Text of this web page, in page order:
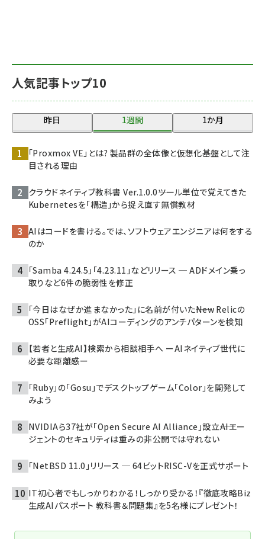
人気記事トップ10
昨日 1週間 1か月
「Proxmox VE」とは? 製品群の全体像と仮想化基盤として注
目される理由
クラウドネイティブ教科書 Ver.1.0.0――ツール単位で覚えてきた
Kubernetesを「構造」から捉え直す無償教材
AIはコードを書ける。では、ソフトウェアエンジニアは何をする
のか
「Samba 4.24.5」「4.23.11」などリリース ─ ADドメイン乗っ
取りなど6件の脆弱性を修正
「今日はなぜか進まなかった」に名前が付いた――New Relicの
OSS「Preflight」がAIコーディングのアンチパターンを検知
【若者と生成AI】検索から相談相手へ ーAIネイティブ世代に
必要な距離感ー
「Ruby」の「Gosu」でデスクトップゲーム「Color」を開発して
みよう
NVIDIAら37社が「Open Secure AI Alliance」設立――AIエー
ジェントのセキュリティは重みの非公開では守れない
「NetBSD 11.0」リリース ─ 64ビットRISC-Vを正式サポート
IT初心者でもしっかりわかる！しっかり受かる！『徹底攻略Biz
生成AIパスポート 教科書＆問題集』を5名様にプレゼント！